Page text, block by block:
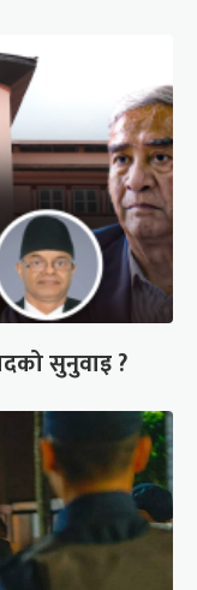
सुनुवाइ ?